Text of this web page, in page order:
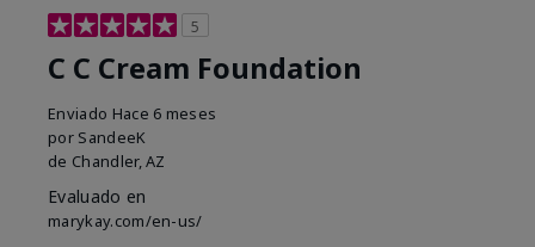
5
C C Cream Foundation
Enviado Hace 6 meses
por SandeeK
de Chandler, AZ
Evaluado en
marykay.com/en-us/